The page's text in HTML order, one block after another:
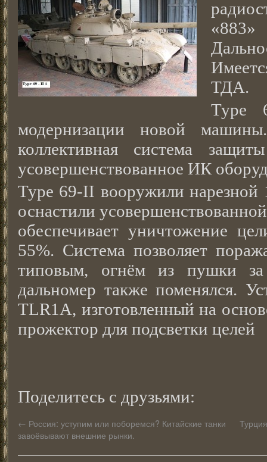
ТДА.
Туре
модернизации новой
коллективная система
усовершенствованное ИК
Туре 69-II вооружили
оснастили
обеспечивает уничтожение
55%. Система позволяет
типовым, огнём из пушки
дальномер также поменялся.
TLR1A, изготовленный на
прожектор для подсветки целей
Поделитесь с друзьями:
← Россия: уступим или поборемся? Китайские танки
завоёвывают внешние рынки.